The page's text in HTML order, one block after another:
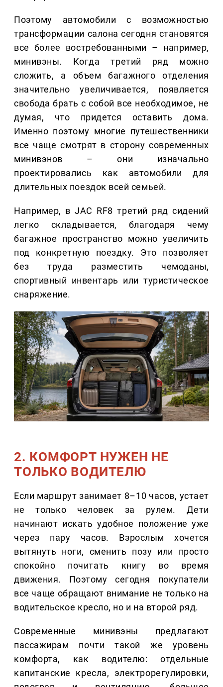
Поэтому автомобили с возможностью
трансформации салона сегодня становятся
все более востребованными – например,
минивэны. Когда третий ряд можно
сложить, а объем багажного отделения
значительно увеличивается, появляется
свобода брать с собой все необходимое, не
думая, что придется оставить дома.
Именно поэтому многие путешественники
все чаще смотрят в сторону современных
минивэнов – они изначально
проектировались как автомобили для
длительных поездок всей семьей.
Например, в JAC RF8 третий ряд сидений
легко складывается, благодаря чему
багажное пространство можно увеличить
под конкретную поездку. Это позволяет
без труда разместить чемоданы,
спортивный инвентарь или туристическое
снаряжение.
2. КОМФОРТ НУЖЕН НЕ
ТОЛЬКО ВОДИТЕЛЮ
Если маршрут занимает 8–10 часов, устает
не только человек за рулем. Дети
начинают искать удобное положение уже
через пару часов. Взрослым хочется
вытянуть ноги, сменить позу или просто
спокойно почитать книгу во время
движения. Поэтому сегодня покупатели
все чаще обращают внимание не только на
водительское кресло, но и на второй ряд.
Современные минивэны предлагают
пассажирам почти такой же уровень
комфорта, как водителю: отдельные
капитанские кресла, электрорегулировки,